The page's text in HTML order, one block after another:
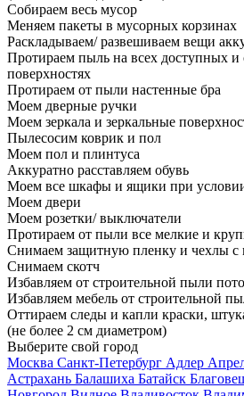
Собираем весь мусор
Меняем пакеты в мусорных корзинах
Раскладываем/ развешиваем вещи
Протираем пыль на всех доступных и
поверхностях
Протираем от пыли настенные бра
Моем дверные ручки
Моем зеркала и зеркальные
Пылесосим коврик и пол
Моем пол и плинтуса
Аккуратно расставляем обувь
Моем все шкафы и ящики при
Моем двери
Моем розетки/ выключатели
Протираем от пыли все мелкие и
Снимаем защитную пленку и чехлы с
Снимаем скотч
Избавляем от строительной пыли
Избавляем мебель от строительной
Оттираем следы и капли краски,
(не более 2 см диаметром)
Выберите свой город
Москва Санкт-Петербург Адлер
Астрахань Балашиха Батайск